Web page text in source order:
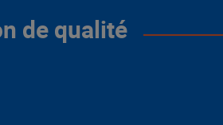
de qualité